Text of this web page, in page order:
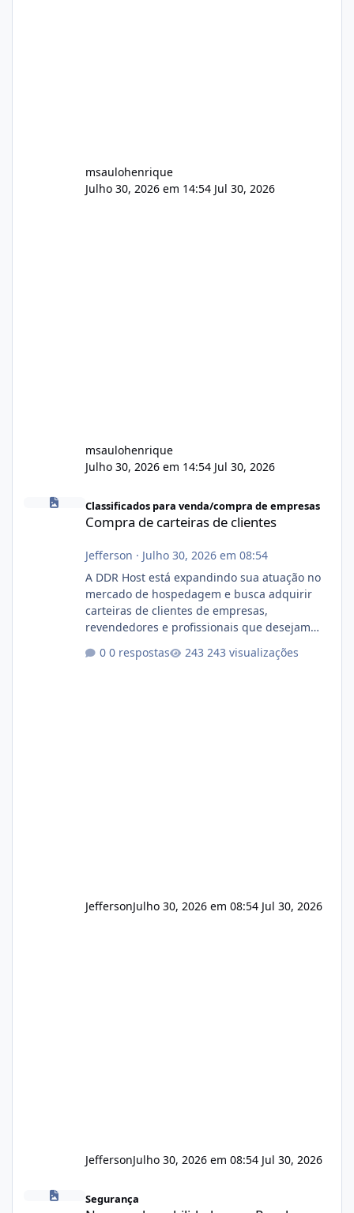
msaulohenrique
Julho 30, 2026 em 14:54 Jul 30, 2026
msaulohenrique
Julho 30, 2026 em 14:54 Jul 30, 2026
Compra de carteiras de clientes
Classificados para venda/compra de empresas
Compra de carteiras de clientes
Jefferson · Julho 30, 2026 em 08:54
A DDR Host está expandindo sua atuação no
mercado de hospedagem e busca adquirir
carteiras de clientes de empresas,
revendedores e profissionais que desejam
operação. Se você possui clientes ativos de
0 respostas 243 visualizações
JeffersonJulho 30, 2026 em 08:54 Jul 30, 2026
JeffersonJulho 30, 2026 em 08:54 Jul 30, 2026
Novas vulnerabilidades no cPanel
Segurança